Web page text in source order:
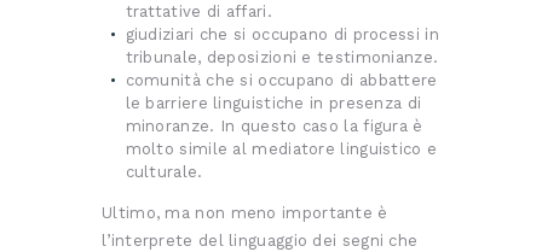
trattative di affari.
giudiziari che si occupano di processi in
tribunale, deposizioni e testimonianze.
comunità che si occupano di abbattere
le barriere linguistiche in presenza di
minoranze. In questo caso la figura è
molto simile al mediatore linguistico e
culturale.
Ultimo, ma non meno importante è
l’interprete del linguaggio dei segni che